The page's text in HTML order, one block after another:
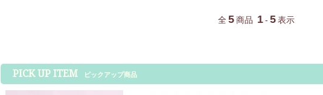
全5商品 1- 5表示
PICK UP ITEM ピックアップ商品